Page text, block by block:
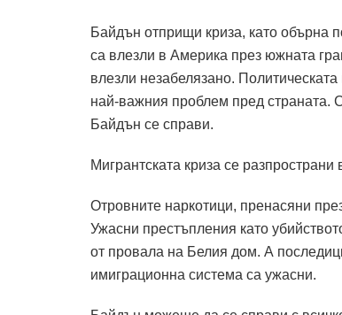
Байдън отприщи криза, като обърна
са влезли в Америка през южната
влезли незабелязано.
най-важния проблем пред страната.
Байдън се справи.
Мигрантската криза се
Отровните наркотици, пренасяни
Ужасни престъпления като
от провала на Белия дом. А
имиграционна система са ужасни.